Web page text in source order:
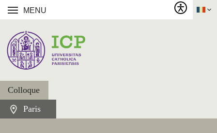
MENU
Colloque
Paris